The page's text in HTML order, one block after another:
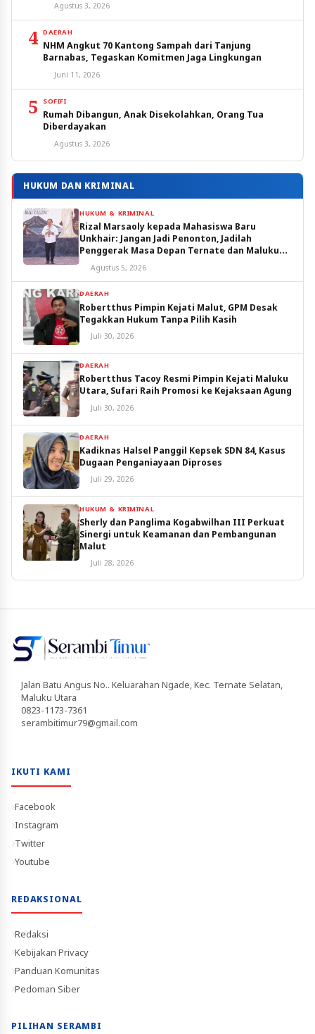
Agustus 3, 2026
4 DAERAH
NHM Angkut 70 Kantong Sampah dari Tanjung
Barnabas, Tegaskan Komitmen Jaga Lingkungan
Juni 11, 2026
5 SOFIFI
Rumah Dibangun, Anak Disekolahkan, Orang Tua
Diberdayakan
Agustus 3, 2026
HUKUM DAN KRIMINAL
HUKUM & KRIMINAL
Rizal Marsaoly kepada Mahasiswa Baru
Unkhair: Jangan Jadi Penonton, Jadilah
Penggerak Masa Depan Ternate dan Maluku
Utara
Agustus 5, 2026
DAERAH
Robertthus Pimpin Kejati Malut, GPM Desak
Tegakkan Hukum Tanpa Pilih Kasih
Juli 30, 2026
DAERAH
Robertthus Tacoy Resmi Pimpin Kejati Maluku
Utara, Sufari Raih Promosi ke Kejaksaan Agung
Juli 30, 2026
DAERAH
Kadiknas Halsel Panggil Kepsek SDN 84, Kasus
Dugaan Penganiayaan Diproses
Juli 29, 2026
HUKUM & KRIMINAL
Sherly dan Panglima Kogabwilhan III Perkuat
Sinergi untuk Keamanan dan Pembangunan
Malut
Juli 28, 2026
Jalan Batu Angus No.. Keluarahan Ngade, Kec. Ternate Selatan,
Maluku Utara
0823-1173-7361
serambitimur79@gmail.com
IKUTI KAMI
Facebook
Instagram
Twitter
Youtube
REDAKSIONAL
Redaksi
Kebijakan Privacy
Panduan Komunitas
Pedoman Siber
PILIHAN SERAMBI